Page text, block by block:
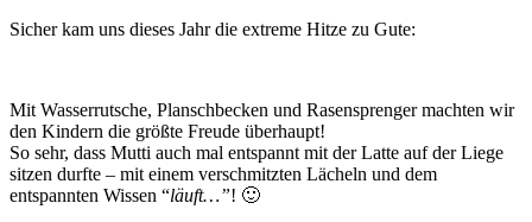
Sicher kam uns dieses Jahr die extreme Hitze zu Gute:
Mit Wasserrutsche, Planschbecken und Rasensprenger machten wir
den Kindern die größte Freude überhaupt!
So sehr, dass Mutti auch mal entspannt mit der Latte auf der Liege
sitzen durfte – mit einem verschmitzten Lächeln und dem
entspannten Wissen “läuft…”! 🙂